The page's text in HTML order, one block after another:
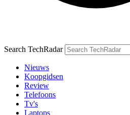
Search TechRadar
Nieuws
Koopgidsen
Review
Telefoons
Tv's
Laptops